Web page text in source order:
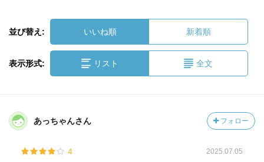
並び替え: いいね順 新着順
表示形式: リスト 全文
あっちゃんさん フォロー
4 2025.07.05